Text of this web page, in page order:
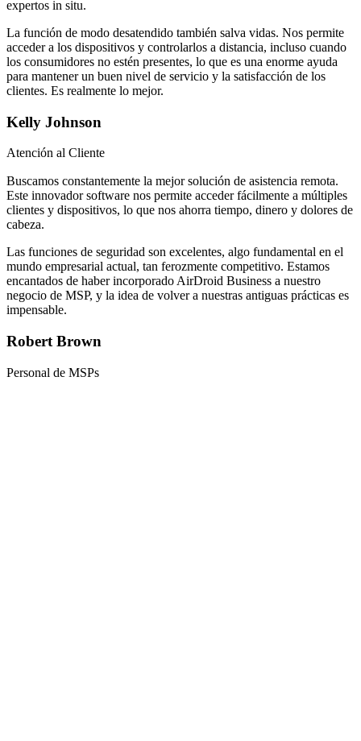
expertos in situ.
La función de modo desatendido también salva vidas. Nos permite
acceder a los dispositivos y controlarlos a distancia, incluso cuando
los consumidores no estén presentes, lo que es una enorme ayuda
para mantener un buen nivel de servicio y la satisfacción de los
clientes. Es realmente lo mejor.
Kelly Johnson
Atención al Cliente
Buscamos constantemente la mejor solución de asistencia remota.
Este innovador software nos permite acceder fácilmente a múltiples
clientes y dispositivos, lo que nos ahorra tiempo, dinero y dolores de
cabeza.
Las funciones de seguridad son excelentes, algo fundamental en el
mundo empresarial actual, tan ferozmente competitivo. Estamos
encantados de haber incorporado AirDroid Business a nuestro
negocio de MSP, y la idea de volver a nuestras antiguas prácticas es
impensable.
Robert Brown
Personal de MSPs